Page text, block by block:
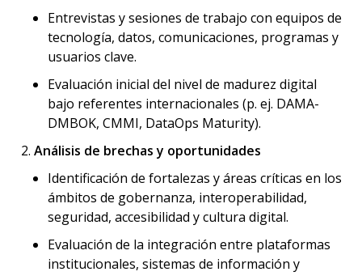
Entrevistas y sesiones de trabajo con equipos de
tecnología, datos, comunicaciones, programas y
usuarios clave.
Evaluación inicial del nivel de madurez digital
bajo referentes internacionales (p. ej. DAMA-
DMBOK, CMMI, DataOps Maturity).
Análisis de brechas y oportunidades
Identificación de fortalezas y áreas críticas en los
ámbitos de gobernanza, interoperabilidad,
seguridad, accesibilidad y cultura digital.
Evaluación de la integración entre plataformas
institucionales, sistemas de información y